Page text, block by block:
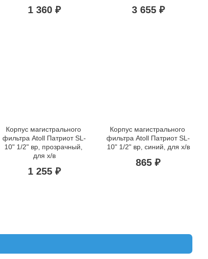
1 360 ₽ 3 655 ₽
Корпус магистрального
фильтра Atoll Патриот SL-
10" 1/2" вр, прозрачный,
для х/в
1 255 ₽
Корпус магистрального
фильтра Atoll Патриот SL-
10" 1/2" вр, синий, для х/в
865 ₽